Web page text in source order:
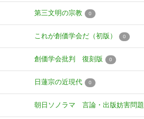
第三文明の宗教 0
これが創価学会だ（初版） 0
創価学会批判 復刻版 0
日蓮宗の近現代 0
朝日ソノラマ 言論・出版妨害問題